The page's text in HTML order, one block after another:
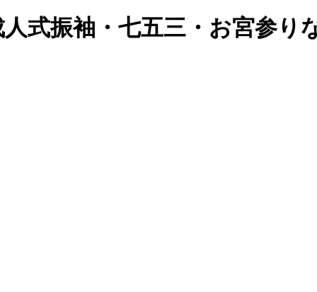
式振袖・七五三・お宮参り